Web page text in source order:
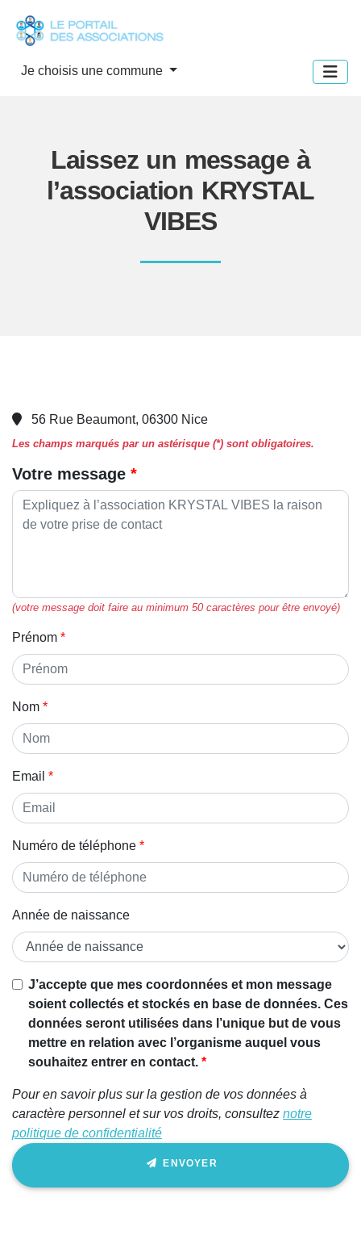
Je choisis une commune
Laissez un message à
l’association KRYSTAL
VIBES
56 Rue Beaumont, 06300 Nice
Les champs marqués par un astérisque (*) sont obligatoires.
Votre message
(votre message doit faire au minimum 50 caractères pour être envoyé)
Prénom
Nom
Email
Numéro de téléphone
Année de naissance
J’accepte que mes coordonnées et mon message
soient collectés et stockés en base de données. Ces
données seront utilisées dans l’unique but de vous
mettre en relation avec l’organisme auquel vous
souhaitez entrer en contact.
Pour en savoir plus sur la gestion de vos données à
caractère personnel et sur vos droits, consultez notre
politique de confidentialité
ENVOYER